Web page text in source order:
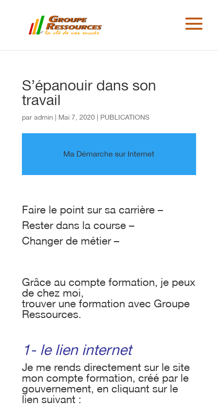
S’épanouir dans son
travail
par admin Mai 7, 2020| PUBLICATIONS
Ma Démarche sur Internet
Faire le point sur sa carrière –
Rester dans la course –
Changer de métier –
Grâce au compte formation, je peux
de chez moi,
trouver une formation avec Groupe
Ressources.
1- le lien internet
Je me rends directement sur le site
mon compte formation, créé par le
gouvernement, en cliquant sur le
lien suivant :